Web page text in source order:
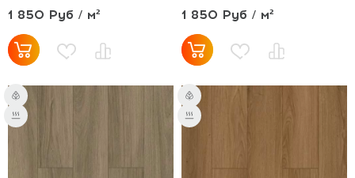
1 850 Руб / м² 1 850 Руб / м²